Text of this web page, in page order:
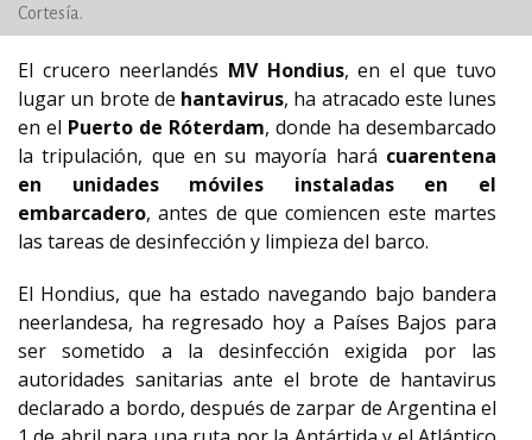
Cortesía.
El crucero neerlandés MV Hondius, en el que tuvo
lugar un brote de hantavirus, ha atracado este lunes
en el Puerto de Róterdam, donde ha desembarcado
la tripulación, que en su mayoría hará cuarentena
en unidades móviles instaladas en el
embarcadero, antes de que comiencen este martes
las tareas de desinfección y limpieza del barco.
El Hondius, que ha estado navegando bajo bandera
neerlandesa, ha regresado hoy a Países Bajos para
ser sometido a la desinfección exigida por las
autoridades sanitarias ante el brote de hantavirus
declarado a bordo, después de zarpar de Argentina el